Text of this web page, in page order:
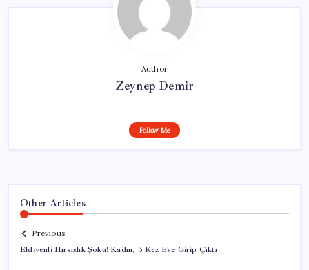
Author
Zeynep Demir
Follow Me
Other Articles
Previous
Eldivenli Hırsızlık Şoku! Kadın, 3 Kez Eve Girip Çıktı